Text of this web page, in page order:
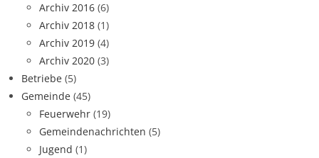
Archiv 2016 (6)
Archiv 2018 (1)
Archiv 2019 (4)
Archiv 2020 (3)
Betriebe (5)
Gemeinde (45)
Feuerwehr (19)
Gemeindenachrichten (5)
Jugend (1)